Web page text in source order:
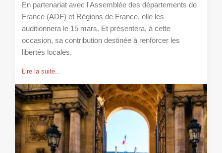
En partenariat avec l'Assemblée des départements de
France (ADF) et Régions de France, elle les
auditionnera le 15 mars. Et présentera, à cette
occasion, sa contribution destinée à renforcer les
libertés locales.
Lire la suite...